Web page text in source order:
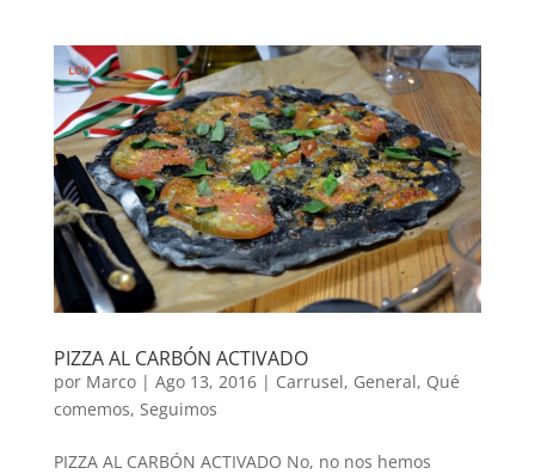
PIZZA AL CARBÓN ACTIVADO
por Marco| Ago 13, 2016| Carrusel, General, Qué
comemos, Seguimos
PIZZA AL CARBÓN ACTIVADO No, no nos hemos